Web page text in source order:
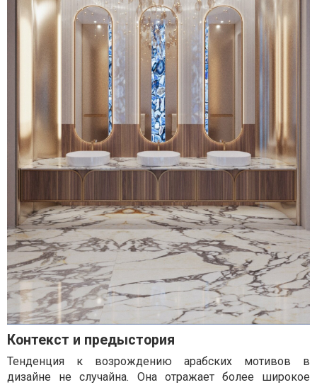
Контекст и предыстория
Тенденция к возрождению арабских мотивов в
дизайне не случайна. Она отражает более широкое